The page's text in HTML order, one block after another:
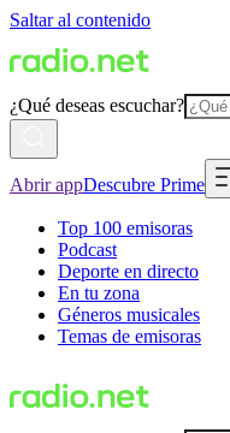
Saltar al contenido
¿Qué deseas escuchar?
Abrir appDescubre Prime
Top 100 emisoras
Podcast
Deporte en directo
En tu zona
Géneros musicales
Temas de emisoras